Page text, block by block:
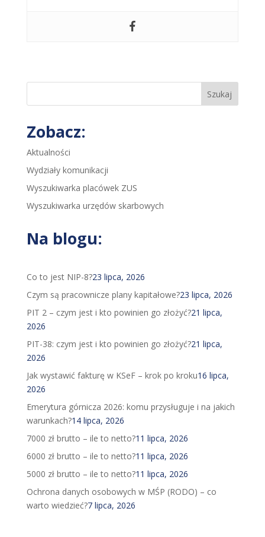
Szukaj
Zobacz:
Aktualności
Wydziały komunikacji
Wyszukiwarka placówek ZUS
Wyszukiwarka urzędów skarbowych
Na blogu:
Co to jest NIP-8?23 lipca, 2026
Czym są pracownicze plany kapitałowe?23 lipca, 2026
PIT 2 – czym jest i kto powinien go złożyć?21 lipca,
2026
PIT-38: czym jest i kto powinien go złożyć?21 lipca,
2026
Jak wystawić fakturę w KSeF – krok po kroku16 lipca,
2026
Emerytura górnicza 2026: komu przysługuje i na jakich
warunkach?14 lipca, 2026
7000 zł brutto – ile to netto?11 lipca, 2026
6000 zł brutto – ile to netto?11 lipca, 2026
5000 zł brutto – ile to netto?11 lipca, 2026
Ochrona danych osobowych w MŚP (RODO) – co
warto wiedzieć?7 lipca, 2026